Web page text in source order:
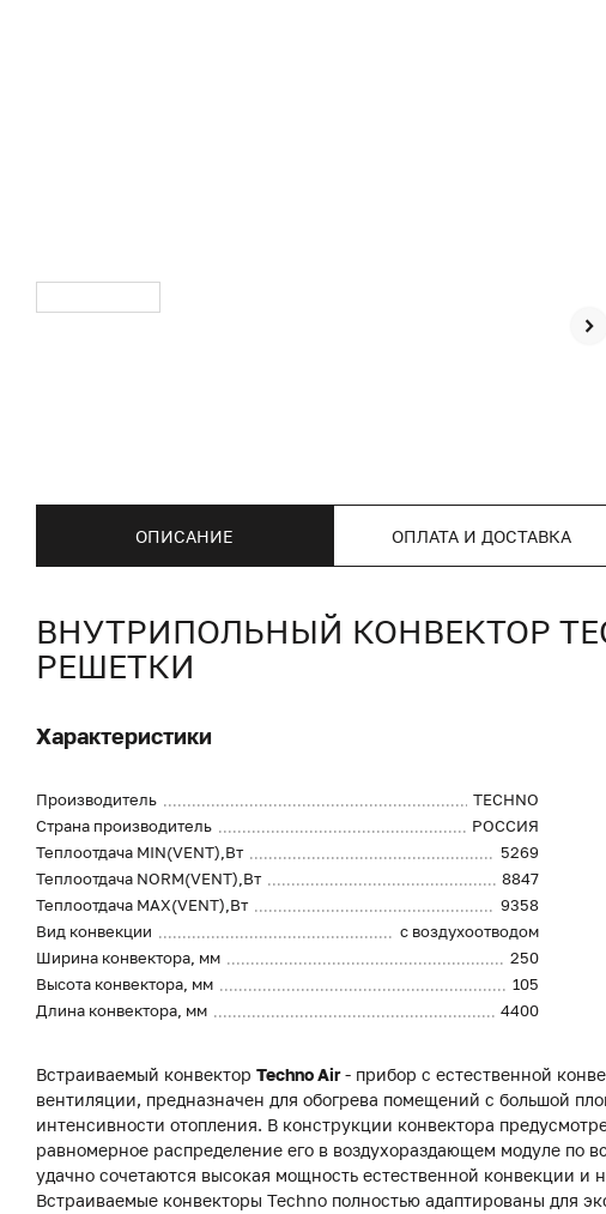
ОПИСАНИЕ ОПЛАТА И ДОСТАВКА
ВНУТРИПОЛЬНЫЙ КОНВЕКТОР
РЕШЕТКИ
Характеристики
Производитель
TECHNO
Страна производитель
РОССИЯ
Теплоотдача MIN(VENT),Вт
5269
Теплоотдача NORM(VENT),Вт
8847
Теплоотдача MAX(VENT),Вт
9358
Вид конвекции
с воздухоотводом
Ширина конвектора, мм
250
Высота конвектора, мм
105
Длина конвектора, мм
4400
Встраиваемый конвектор Techno Air- прибор с естественной
вентиляции, предназначен для обогрева помещений с большой
интенсивности отопления. В конструкции конвектора
равномерное распределение его в воздухораздающем модуле по
удачно сочетаются высокая мощность естественной конвекции и
Встраиваемые конвекторы Techno полностью адаптированы для